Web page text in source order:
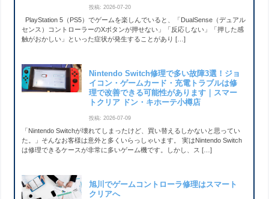
投稿: 2026-07-20
PlayStation 5（PS5）でゲームを楽しんでいると、「DualSense（デュアル
センス）コントローラーのXボタンが押せない」「反応しない」「押した感
触がおかしい」といった症状が発生することがあり […]
Nintendo Switch修理で多い故障3選！ジョ
イコン・ゲームカード・充電トラブルは修
理で改善できる可能性があります｜スマー
トクリア ドン・キホーテ小樽店
投稿: 2026-07-09
「Nintendo Switchが壊れてしまったけど、買い替えるしかないと思ってい
た。」そんなお客様は意外と多くいらっしゃいます。 実はNintendo Switch
は修理できるケースが非常に多いゲーム機です。しかし、ス […]
旭川でゲームコントローラ修理はスマート
クリアへ